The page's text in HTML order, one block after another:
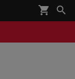
shopping_cart 
